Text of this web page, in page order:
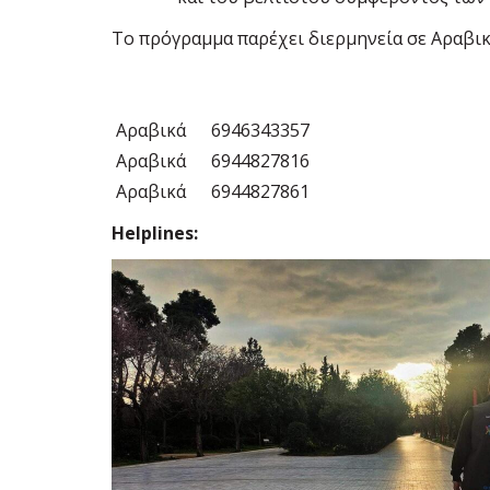
Το πρόγραμμα παρέχει διερμηνεία σε
Αραβικά
6946343357
Αραβικά
6944827816
Αραβικά
6944827861
Helplines: